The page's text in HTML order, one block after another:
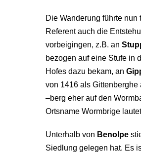
Die Wanderung führte
Referent auch die
vorbeigingen, z.B. an
bezogen auf eine Stufe in
Hofes dazu bekam, an
von 1416 als Gittenberghe
–berg eher auf den
Ortsname Wormbrige
Unterhalb von Benolpe
Siedlung gelegen hat. Es